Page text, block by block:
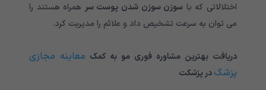
اختلالاتی که با سوزن سوزن شدن پوست سر همراه هستند را
می توان به سرعت تشخیص داد و علائم را مدیریت کرد.
دریافت بهترین مشاوره فوری مو به کمک معاینه مجازی
پزشکدر پزشکت